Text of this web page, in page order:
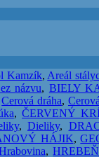
Kamzík,Areál
názvu, BIELY
Cerová dráha,
,ČERVENÝ
, Dieliky,
HÁJIK,
,HREBEŇ